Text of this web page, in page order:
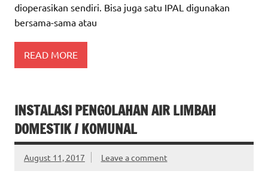
dioperasikan sendiri. Bisa juga satu IPAL digunakan
bersama-sama atau
READ MORE
INSTALASI PENGOLAHAN AIR LIMBAH
DOMESTIK / KOMUNAL
August 11, 2017 Leave a comment